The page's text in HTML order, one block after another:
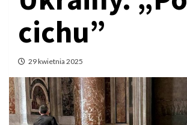
cichu”
29 kwietnia 2025